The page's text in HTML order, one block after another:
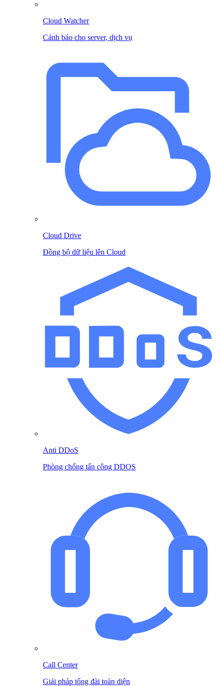
Cloud Watcher
Cảnh báo cho server, dịch vụ
Cloud Drive
Đồng bộ dữ liệu lên Cloud
Anti DDoS
Phòng chống tấn công DDOS
Call Center
Giải pháp tổng đài toàn diện